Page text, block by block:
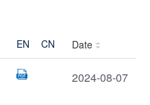
EN CN Date
2024-08-07